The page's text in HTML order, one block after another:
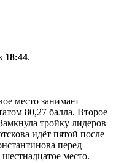
18:44.
место занимает
80,27 балла. Второе
тройку лидеров
идёт пятой после
перед
место.